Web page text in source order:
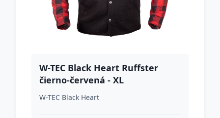
W-TEC Black Heart Ruffster
čierno-červená - XL
W-TEC Black Heart